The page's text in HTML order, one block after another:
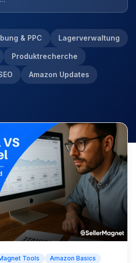
& PPC Lagerverwaltung
Produktrecherche
Amazon Updates
Tools
Amazon Basics